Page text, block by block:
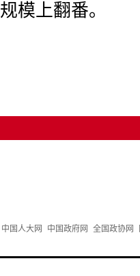
规模上翻番。
中国人大网 中国政府网 全国政协网